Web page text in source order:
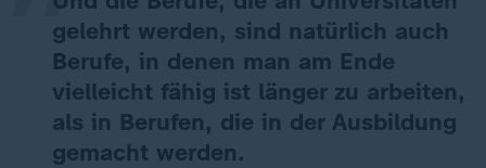
gelehrt werden, sind natürlich auch
Berufe, in denen man am Ende
vielleicht fähig ist länger zu arbeiten,
als in Berufen, die in der Ausbildung
gemacht werden.